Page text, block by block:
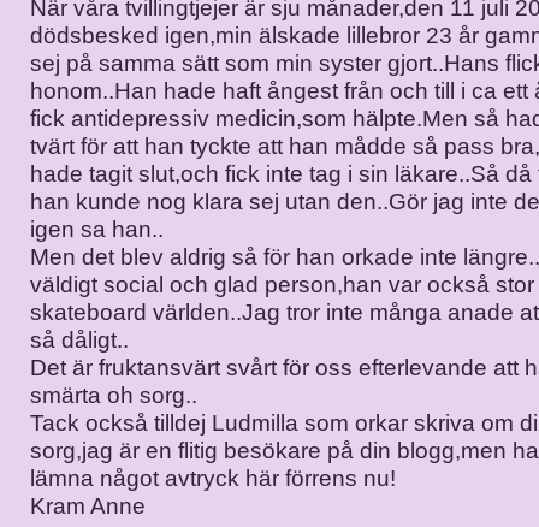
När våra tvillingtjejer är sju månader,den 11 juli
dödsbesked igen,min älskade lillebror 23 år
sej på samma sätt som min syster gjort..Hans
honom..Han hade haft ångest från och till i ca ett
fick antidepressiv medicin,som hälpte.Men så
tvärt för att han tyckte att han mådde så pass
hade tagit slut,och fick inte tag i sin läkare..Så
han kunde nog klara sej utan den..Gör jag inte
igen sa han..
Men det blev aldrig så för han orkade inte
väldigt social och glad person,han var också stor
skateboard världen..Jag tror inte många anade
så dåligt..
Det är fruktansvärt svårt för oss efterlevande att
smärta oh sorg..
Tack också tilldej Ludmilla som orkar skriva om
sorg,jag är en flitig besökare på din blogg,men
lämna något avtryck här förrens nu!
Kram Anne